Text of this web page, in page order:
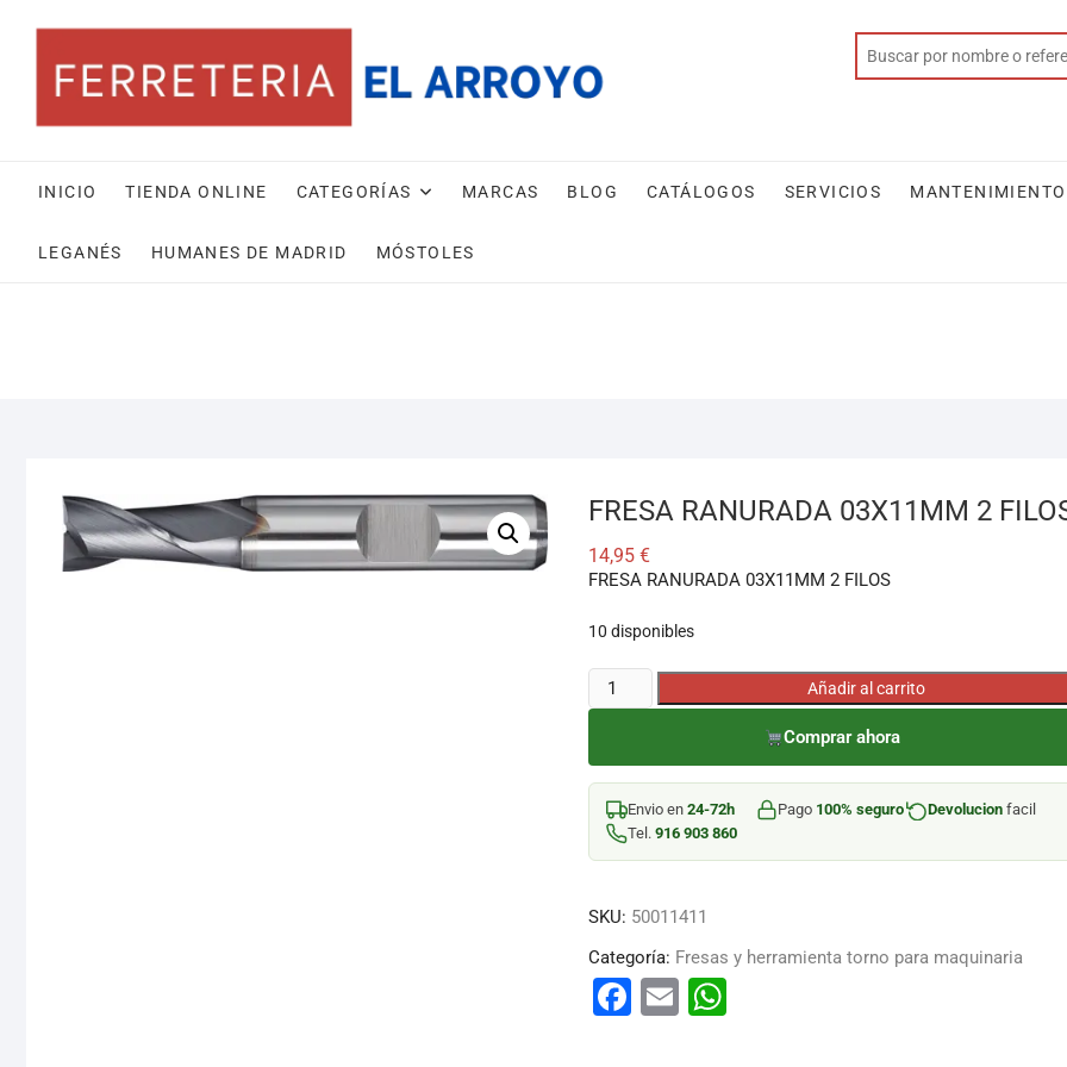
contenido
INICIO TIENDA ONLINE CATEGORÍAS MARCAS BLOG CATÁLOGOS SERVICIOS
LEGANÉS HUMANES DE MADRID MÓSTOLES
FRESA RANURADA 03X11MM 2
14,95 €
FRESA RANURADA 03X11MM 2 FILOS
10 disponibles
FRESA
RANURADA
2
FILOS
cantidad
Añadir al carrito
Comprar ahora
Envio en 24-72h Pago 100% seguro Devolucion facil
Tel. 916 903 860
SKU: 50011411
Categoría: Fresas y herramienta torno para maquinaria
F
E